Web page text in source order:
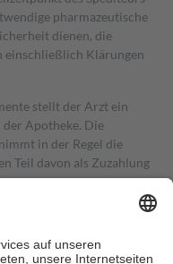
pharmazeutische
dienen, die
einschließlich Klärungen
stellt der Arzt ein
der Apotheke. Die
in der Regel die
Teil davon als Zuzahlung
in Höhe von zehn
mehr als die tatsächlichen